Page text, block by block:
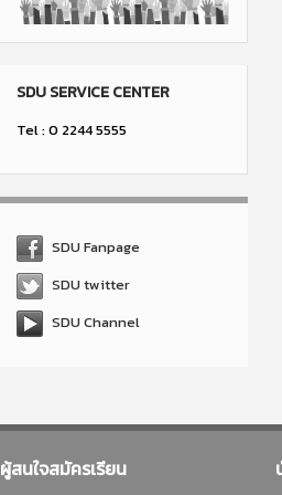
SDU SERVICE CENTER
Tel : 0 2244 5555
SDU Fanpage
SDU twitter
SDU Channel
ผู้สนใจสมัครเรียน